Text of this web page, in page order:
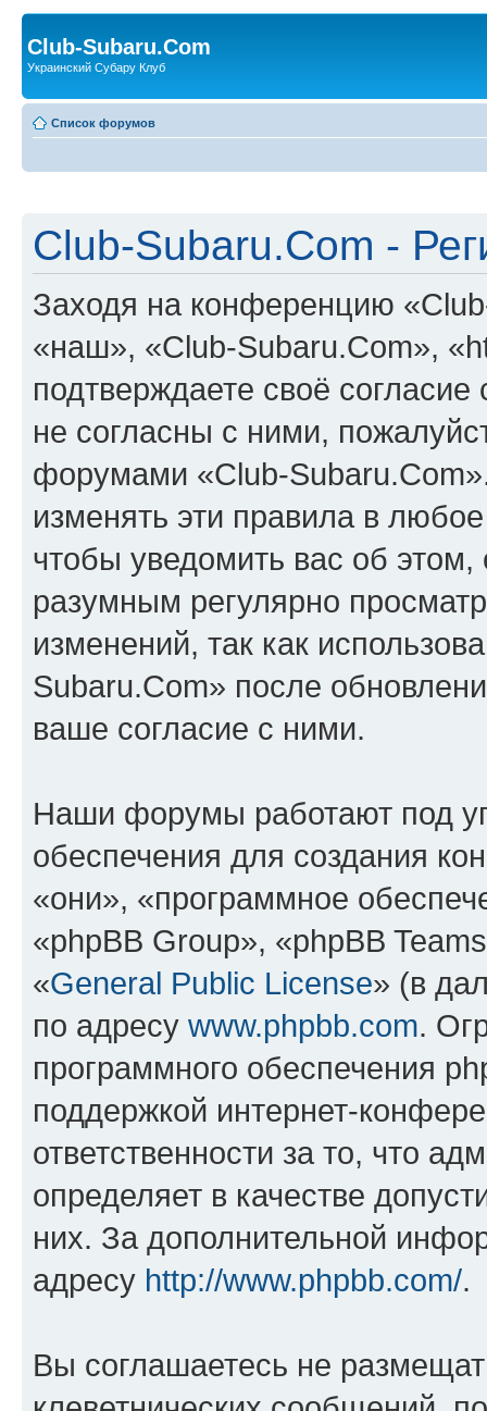
Club-Subaru.Com
Украинский Субару Клуб
Список форумов
Club-Subaru.Com -
Заходя на конференцию
«наш», «Club-Subaru.Com»,
подтверждаете своё
не согласны с ними,
форумами «Club-
изменять эти правила в
чтобы уведомить вас об
разумным регулярно
изменений, так как
Subaru.Com» после
ваше согласие с ними.
Наши форумы работают под
обеспечения для создания
«они», «программное
«phpBB Group», «phpBB
«General Public License» (в
по адресу www.phpbb.com.
программного обеспечения
поддержкой интернет-
ответственности за то, что
определяет в качестве
них. За дополнительной
адресу http://www.phpbb.com/.
Вы соглашаетесь не